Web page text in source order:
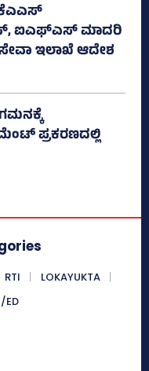
ಕೆಎಎಸ್
ಐಎಫ್‌ಎಸ್‌ ಮಾದರಿ
ಇಲಾಖೆ ಆದೇಶ
ಪ್ರಕರಣದಲ್ಲಿ
RTI
LOKAYUKTA
ED